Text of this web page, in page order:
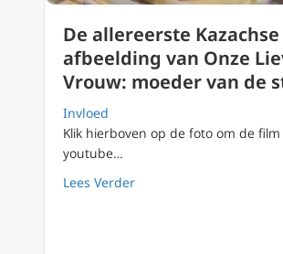
De allereerste Kazachse
afbeelding van Onze
Vrouw: moeder van de
Invloed
Klik hierboven op de foto om de film
youtube…
Lees Verderabout De allereerste